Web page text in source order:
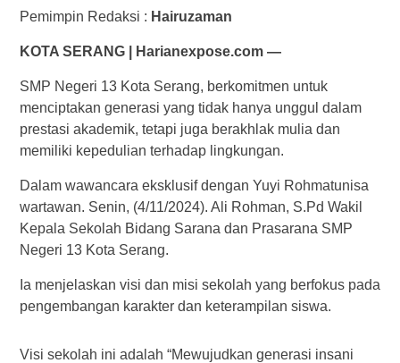
Pemimpin Redaksi : Hairuzaman
KOTA SERANG | Harianexpose.com —
SMP Negeri 13 Kota Serang, berkomitmen untuk
menciptakan generasi yang tidak hanya unggul dalam
prestasi akademik, tetapi juga berakhlak mulia dan
memiliki kepedulian terhadap lingkungan.
Dalam wawancara eksklusif dengan Yuyi Rohmatunisa
wartawan. Senin, (4/11/2024). Ali Rohman, S.Pd Wakil
Kepala Sekolah Bidang Sarana dan Prasarana SMP
Negeri 13 Kota Serang.
Ia menjelaskan visi dan misi sekolah yang berfokus pada
pengembangan karakter dan keterampilan siswa.
Visi sekolah ini adalah “Mewujudkan generasi insani